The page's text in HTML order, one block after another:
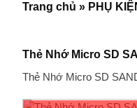
Thẻ Nhớ Micro SD
Thẻ Nhớ Micro SD
Trang chủ » PHỤ